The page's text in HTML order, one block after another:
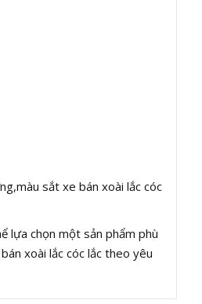
sắt xe bán xoài lắc cóc
lựa chọn một sản phẩm phù
xoài lắc cóc lắc theo yêu